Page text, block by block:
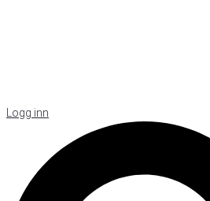
Logg inn